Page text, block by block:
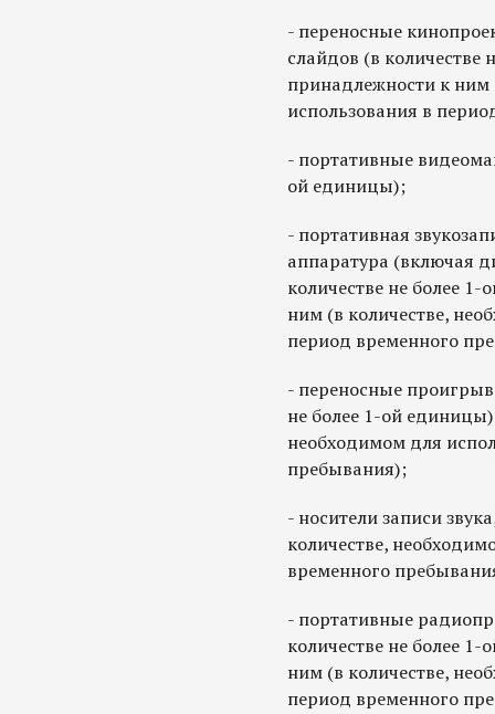
- переносные
слайдов (в
принадлежности к ним
использования в
- портативные
ой единицы);
- портативная
аппаратура (включая
количестве не более
ним (в количестве,
период временного
- переносные
не более 1-ой
необходимом для
пребывания);
- носители записи
количестве,
временного
- портативные
количестве не более
ним (в количестве,
период временного